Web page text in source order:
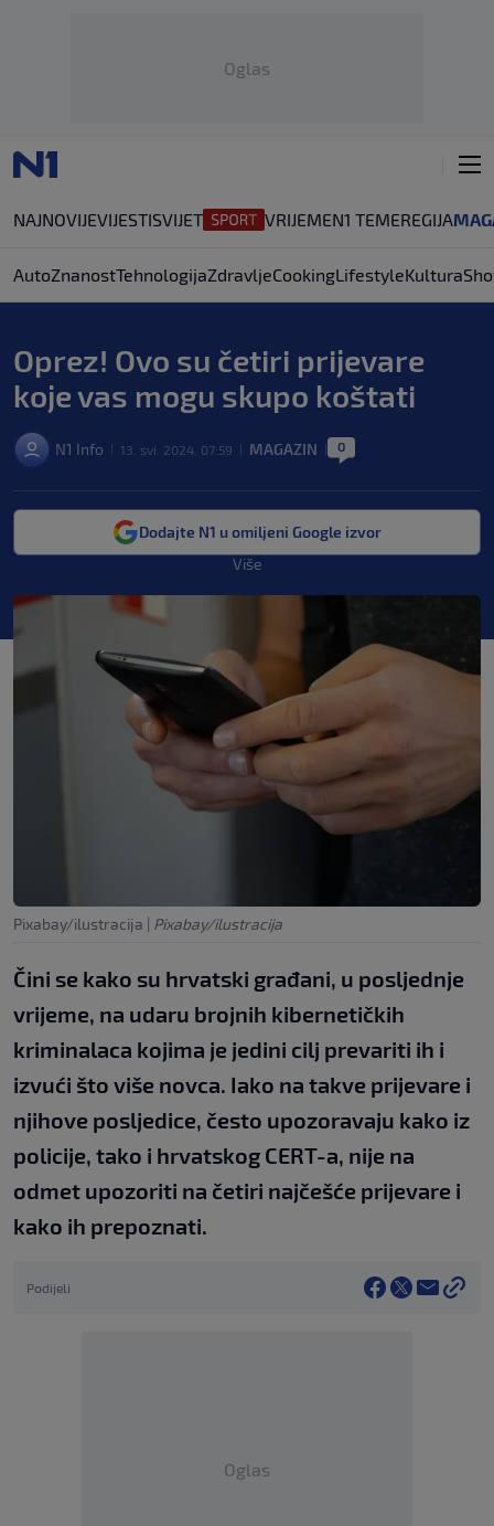
Oglas
NAJNOVIJEVIJESTISVIJET VRIJEMEN1 TEMEREGIJA
AutoZnanostTehnologijaZdravljeCookingLifestyleKultura
Oprez! Ovo su četiri prijevare
koje vas mogu skupo koštati
N1 Info 13. svi. 2024. 07:59 MAGAZIN 0
Dodajte N1 u omiljeni Google izvor
Više
Pixabay/ilustracija | Pixabay/ilustracija
Čini se kako su hrvatski građani, u posljednje
vrijeme, na udaru brojnih kibernetičkih
kriminalaca kojima je jedini cilj prevariti ih i
izvući što više novca. Iako na takve prijevare i
njihove posljedice, često upozoravaju kako iz
policije, tako i hrvatskog CERT-a, nije na
odmet upozoriti na četiri najčešće prijevare i
kako ih prepoznati.
Podijeli
Oglas